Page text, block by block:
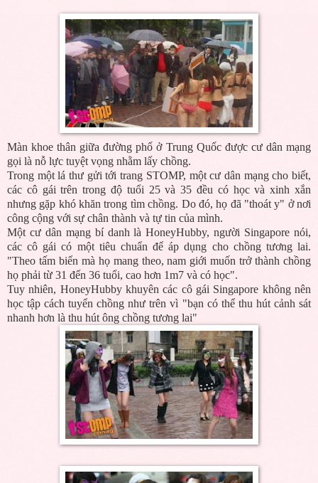
Màn khoe thân giữa đường phố ở Trung Quốc được cư dân mạng
gọi là nỗ lực tuyệt vọng nhằm lấy chồng.
Trong một lá thư gửi tới trang STOMP, một cư dân mạng cho biết,
các cô gái trên trong độ tuổi 25 và 35 đều có học và xinh xắn
nhưng gặp khó khăn trong tìm chồng. Do đó, họ đã "thoát y" ở nơi
công cộng với sự chân thành và tự tin của mình.
Một cư dân mạng bí danh là HoneyHubby, người Singapore nói,
các cô gái có một tiêu chuẩn để áp dụng cho chồng tương lai.
"Theo tấm biển mà họ mang theo, nam giới muốn trở thành chồng
họ phải từ 31 đến 36 tuổi, cao hơn 1m7 và có học".
Tuy nhiên, HoneyHubby khuyên các cô gái Singapore không nên
học tập cách tuyển chồng như trên vì "bạn có thể thu hút cảnh sát
nhanh hơn là thu hút ông chồng tương lai"